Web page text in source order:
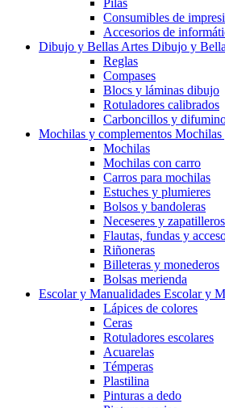
Pilas
Consumibles de
Accesorios de
Dibujo y Bellas Artes Dibujo y
Reglas
Compases
Blocs y láminas dibujo
Rotuladores calibrados
Carboncillos y
Mochilas y complementos Mochilas
Mochilas
Mochilas con carro
Carros para mochilas
Estuches y plumieres
Bolsos y bandoleras
Neceseres y zapatilleros
Flautas, fundas y
Riñoneras
Billeteras y monederos
Bolsas merienda
Escolar y Manualidades Escolar y
Lápices de colores
Ceras
Rotuladores escolares
Acuarelas
Témperas
Plastilina
Pinturas a dedo